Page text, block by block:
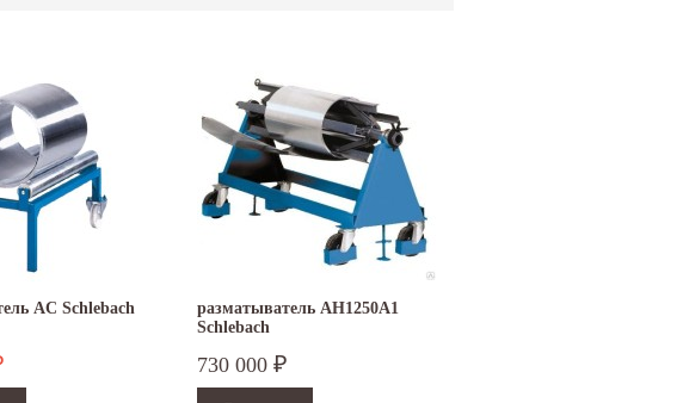
AC Schlebach
разматыватель AH1250А1
Schlebach
730 000 ₽